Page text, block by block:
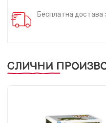
Бесплатна достава
СЛИЧНИ